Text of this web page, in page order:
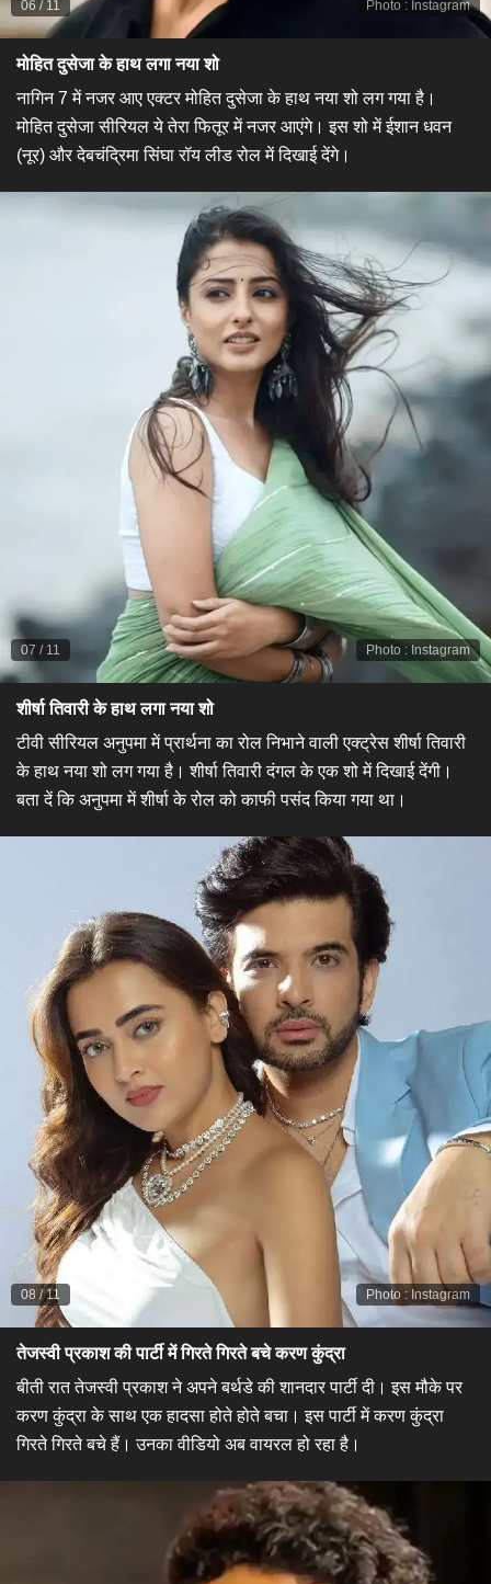
Photo : Instagram
06 / 11
मोहित दुसेजा के हाथ लगा नया शो​
नागिन 7 में नजर आए एक्टर मोहित दुसेजा के हाथ नया शो लग गया है।
मोहित दुसेजा सीरियल ये तेरा फितूर में नजर आएंगे। इस शो में ईशान धवन
(नूर) और देबचंद्रिमा सिंघा रॉय लीड रोल में दिखाई देंगे।
Photo : Instagram
07 / 11
शीर्षा तिवारी के हाथ लगा नया शो​
टीवी सीरियल अनुपमा में प्रार्थना का रोल निभाने वाली एक्ट्रेस शीर्षा तिवारी
के हाथ नया शो लग गया है। शीर्षा तिवारी दंगल के एक शो में दिखाई देंगी।
बता दें कि अनुपमा में शीर्षा के रोल को काफी पसंद किया गया था।
Photo : Instagram
08/11
तेजस्वी प्रकाश की पार्टी में गिरते गिरते बचे करण कुंद्रा​
बीती रात तेजस्वी प्रकाश ने अपने बर्थडे की शानदार पार्टी दी। इस मौके पर
करण कुंद्रा के साथ एक हादसा होते होते बचा। इस पार्टी में करण कुंद्रा
गिरते गिरते बचे हैं। उनका वीडियो अब वायरल हो रहा है।